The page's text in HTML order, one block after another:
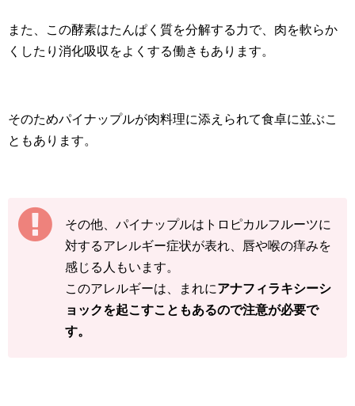
また、この酵素はたんぱく質を分解する力で、肉を軟らか
くしたり消化吸収をよくする働きもあります。
そのためパイナップルが肉料理に添えられて食卓に並ぶこ
ともあります。
その他、パイナップルはトロピカルフルーツに
対するアレルギー症状が表れ、唇や喉の痒みを
感じる人もいます。
このアレルギーは、まれにアナフィラキシーシ
ョックを起こすこともあるので注意が必要で
す。